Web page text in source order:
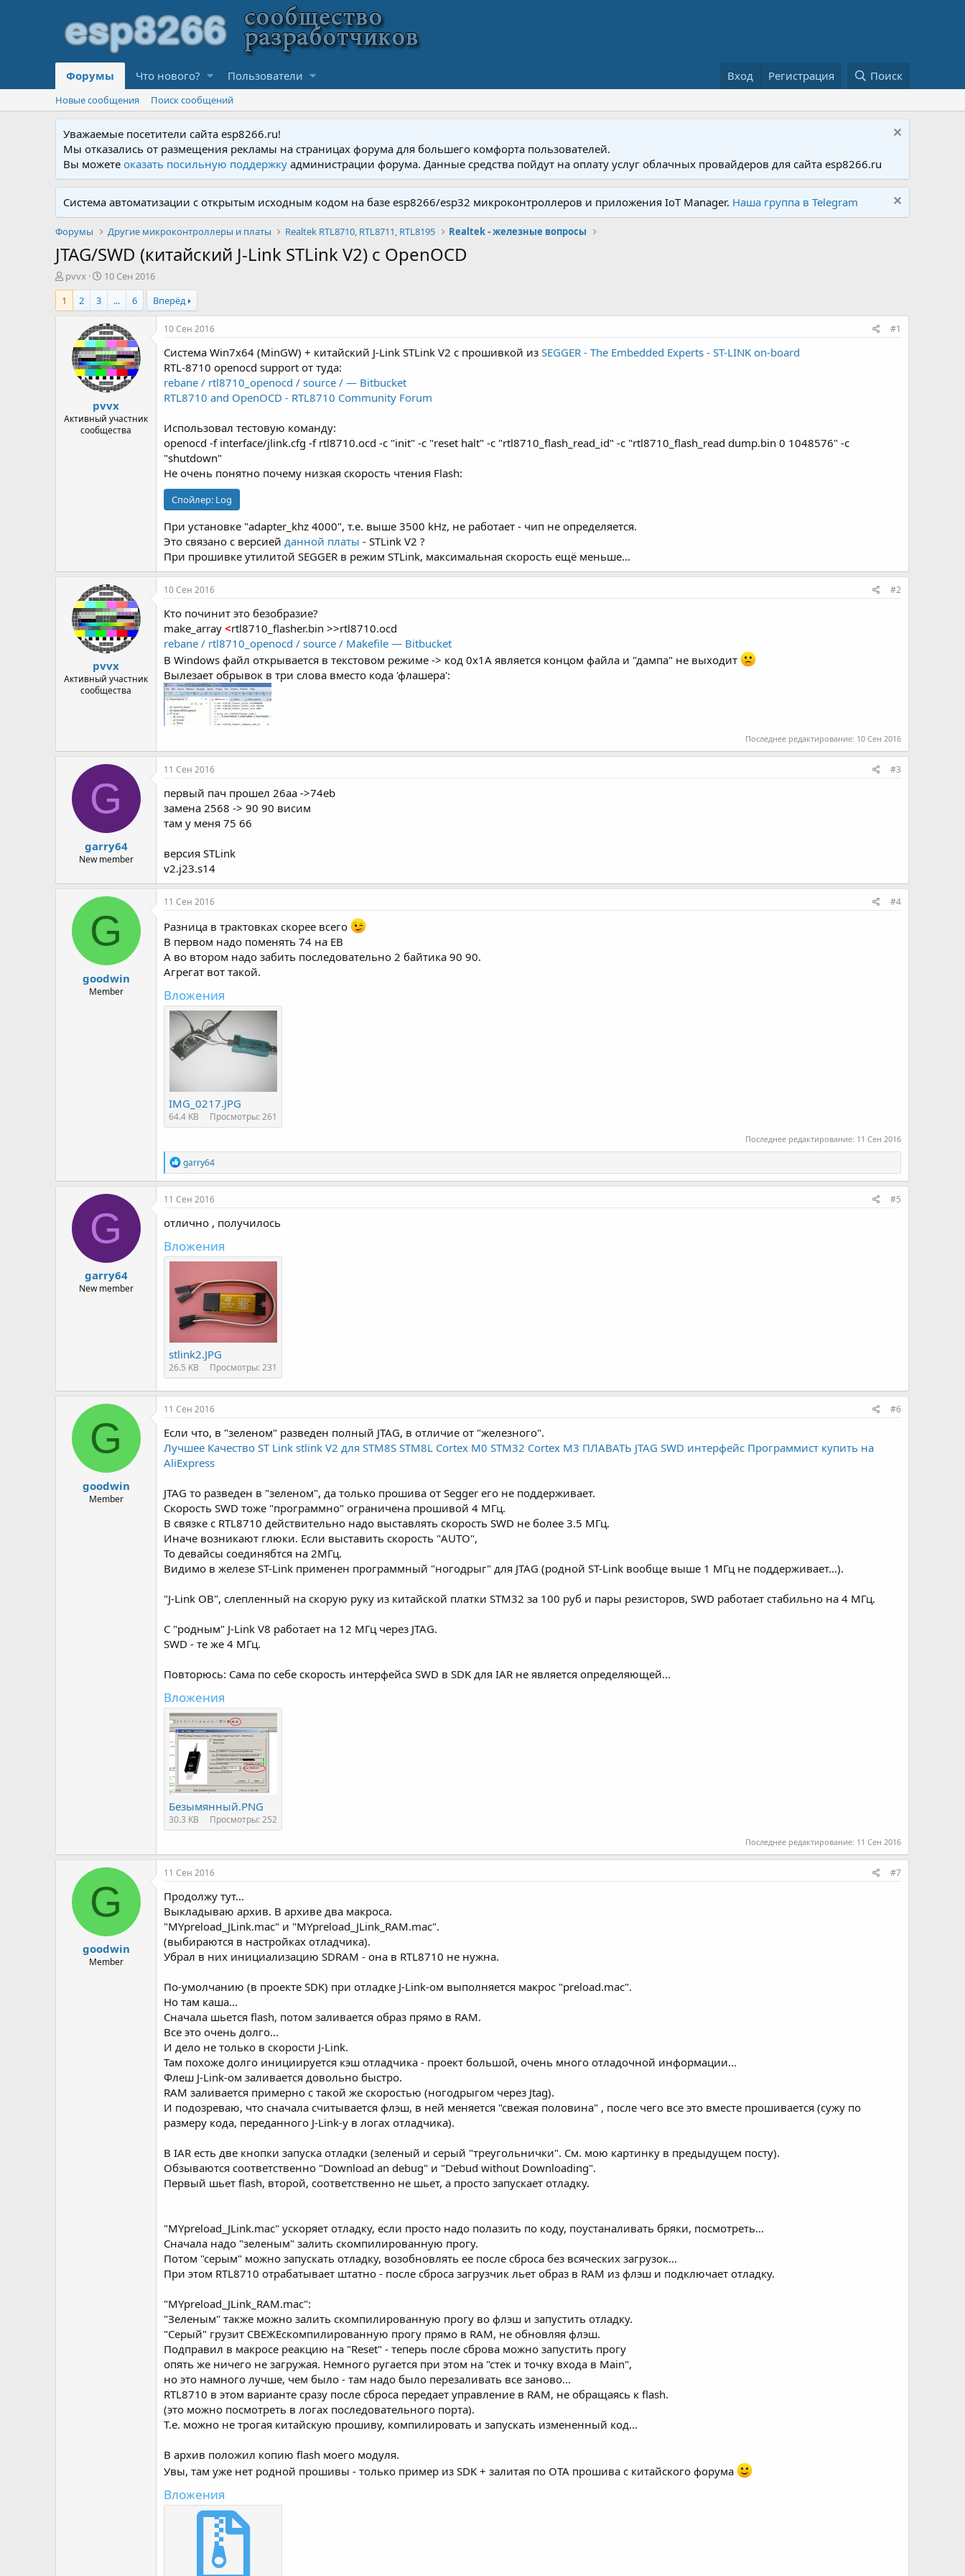
Форумы Что нового? Пользователи Вход Регистрация Поиск
Новые сообщения Поиск сообщений
Уважаемые посетители сайта esp8266.ru!
Мы отказались от размещения рекламы на страницах форума для большего комфорта пользователей.
Вы можетеоказать посильную поддержку администрации форума. Данные средства пойдут на оплату услуг облачных провайдеров для сайта esp8266.ru
Система автоматизации с открытым исходным кодом на базе esp8266/esp32 микроконтроллеров и приложения IoT Manager. Наша группа в Telegram
Форумы Другие микроконтроллеры и платы Realtek RTL8710, RTL8711, RTL8195 Realtek - железные вопросы
JTAG/SWD (китайский J-Link STLink V2) c OpenOCD
А
в
т
о
м
pvvx
Д
а
а
н
а
ч
а
л
а
10 Сен 2016
1
2 3 ... 6 Вперёд
pvvx
Активный участник
сообщества
10 Сен 2016 #1
Система Win7x64 (MinGW) + китайский J-Link STLink V2 с прошивкой изSEGGER - The Embedded Experts - ST-LINK on-board
RTL-8710 openocd support от туда:
rebane / rtl8710_openocd / source / — Bitbucket
RTL8710 and OpenOCD - RTL8710 Community Forum
Использовал тестовую команду:
openocd -f interface/jlink.cfg -f rtl8710.ocd -c "init" -c "reset halt" -c "rtl8710_flash_read_id" -c "rtl8710_flash_read dump.bin 0 1048576" -c
"shutdown"
Не очень понятно почему низкая скорость чтения Flash:
Спойлер: Log
При установке "adapter_khz 4000", т.е. выше 3500 kHz, не работает - чип не определяется.
Это связано с версией данной платы - STLink V2 ?
При прошивке утилитой SEGGER в режим STLink, максимальная скорость ещё меньше...
pvvx
Активный участник
сообщества
10 Сен 2016 #2
Кто починит это безобразие?
make_array<rtl8710_flasher.bin >>rtl8710.ocd
rebane / rtl8710_openocd / source / Makefile — Bitbucket
В Windows файл открывается в текстовом режиме -> код 0x1A является концом файла и "дампа" не выходит
Вылезает обрывок в три слова вместо кода 'флашера':
Последнее редактирование: 10 Сен 2016
G
garry64
New member
11 Сен 2016 #3
первый пач прошел 26aa ->74eb
замена 2568 -> 90 90 висим
там у меня 75 66
версия STLink
v2.j23.s14
G
goodwin
Member
11 Сен 2016 #4
Разница в трактовках скорее всего
В первом надо поменять 74 на EB
А во втором надо забить последовательно 2 байтика 90 90.
Агрегат вот такой.
Вложения
IMG_0217.JPG
64.4 KB Просмотры: 261
Последнее редактирование: 11 Сен 2016
Р
е
а
к
и
и
:
garry64
G
garry64
New member
11 Сен 2016 #5
отлично , получилось
Вложения
stlink2.JPG
26.5 KB Просмотры: 231
G
goodwin
Member
11 Сен 2016 #6
Если что, в "зеленом" разведен полный JTAG, в отличие от "железного".
Лучшее Качество ST Link stlink V2 для STM8S STM8L Cortex M0 STM32 Cortex M3 ПЛАВАТЬ JTAG SWD интерфейс Программист купить на
AliExpress
JTAG то разведен в "зеленом", да только прошива от Segger его не поддерживает.
Скорость SWD тоже "программно" ограничена прошивой 4 МГц.
В связке с RTL8710 действительно надо выставлять скорость SWD не более 3.5 МГц.
Иначе возникают глюки. Если выставить скорость "AUTO",
То девайсы соединябтся на 2МГц.
Видимо в железе ST-Link применен программный "ногодрыг" для JTAG (родной ST-Link вообще выше 1 МГц не поддерживает...).
"J-Link OB", слепленный на скорую руку из китайской платки STM32 за 100 руб и пары резисторов, SWD работает стабильно на 4 МГц.
C "родным" J-Link V8 работает на 12 МГц через JTAG.
SWD - те же 4 МГц.
Повторюсь: Сама по себе скорость интерфейса SWD в SDK для IAR не является определяющей...
Вложения
Безымянный.PNG
30.3 KB Просмотры: 252
Последнее редактирование: 11 Сен 2016
G
goodwin
Member
11 Сен 2016 #7
Продолжу тут...
Выкладываю архив. В архиве два макроса.
"MYpreload_JLink.mac" и "MYpreload_JLink_RAM.mac".
(выбираются в настройках отладчика).
Убрал в них инициализацию SDRAM - она в RTL8710 не нужна.
По-умолчанию (в проекте SDK) при отладке J-Link-ом выполняется макрос "preload.mac".
Но там каша...
Сначала шьется flash, потом заливается образ прямо в RAM.
Все это очень долго...
И дело не только в скорости J-Link.
Там похоже долго инициируется кэш отладчика - проект большой, очень много отладочной информации...
Флеш J-Link-ом заливается довольно быстро.
RAM заливается примерно с такой же скоростью (ногодрыгом через Jtag).
И подозреваю, что сначала считывается флэш, в ней меняется "свежая половина" , после чего все это вместе прошивается (сужу по
размеру кода, переданного J-Link-у в логах отладчика).
В IAR есть две кнопки запуска отладки (зеленый и серый "треугольнички". См. мою картинку в предыдущем посту).
Обзываются соответственно "Download an debug" и "Debud without Downloading".
Первый шьет flash, второй, соответственно не шьет, а просто запускает отладку.
"MYpreload_JLink.mac" ускоряет отладку, если просто надо полазить по коду, поустаналивать бряки, посмотреть...
Сначала надо "зеленым" залить скомпилированную прогу.
Потом "серым" можно запускать отладку, возобновлять ее после сброса без всяческих загрузок...
При этом RTL8710 отрабатывает штатно - после сброса загрузчик льет образ в RAM из флэш и подключает отладку.
"MYpreload_JLink_RAM.mac":
"Зеленым" также можно залить скомпилированную прогу во флэш и запустить отладку.
"Серый" грузит СВЕЖЕскомпилированную прогу прямо в RAM, не обновляя флэш.
Подправил в макросе реакцию на "Reset" - теперь после сброва можно запустить прогу
опять же ничего не загружая. Немного ругается при этом на "стек и точку входа в Main",
но это намного лучше, чем было - там надо было перезаливать все заново...
RTL8710 в этом варианте сразу после сброса передает управление в RAM, не обращаясь к flash.
(это можно посмотреть в логах последовательного порта).
Т.е. можно не трогая китайскую прошиву, компилировать и запускать измененный код...
В архив положил копию flash моего модуля.
Увы, там уже нет родной прошивы - только пример из SDK + залитая по OTA прошива с китайского форума
Вложения